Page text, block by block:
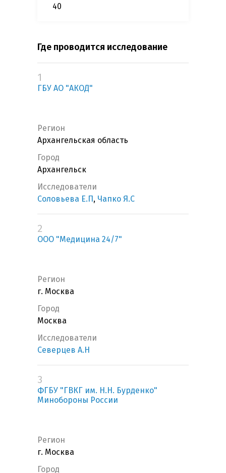
40
Где проводится исследование
1
ГБУ АО "АКОД"
Регион
Архангельская область
Город
Архангельск
Исследователи
Соловьева Е.П , Чапко Я.С
2
ООО "Медицина 24/7"
Регион
г. Москва
Город
Москва
Исследователи
Северцев А.Н
3
ФГБУ "ГВКГ им. Н.Н. Бурденко"
Минобороны России
Регион
г. Москва
Город